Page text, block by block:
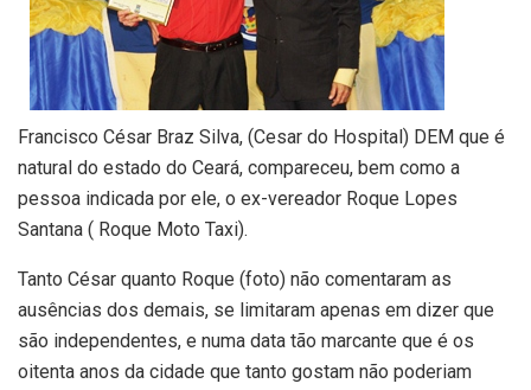
Francisco César Braz Silva, (Cesar do Hospital) DEM que é
natural do estado do Ceará, compareceu, bem como a
pessoa indicada por ele, o ex-vereador Roque Lopes
Santana ( Roque Moto Taxi).
Tanto César quanto Roque (foto) não comentaram as
ausências dos demais, se limitaram apenas em dizer que
são independentes, e numa data tão marcante que é os
oitenta anos da cidade que tanto gostam não poderiam